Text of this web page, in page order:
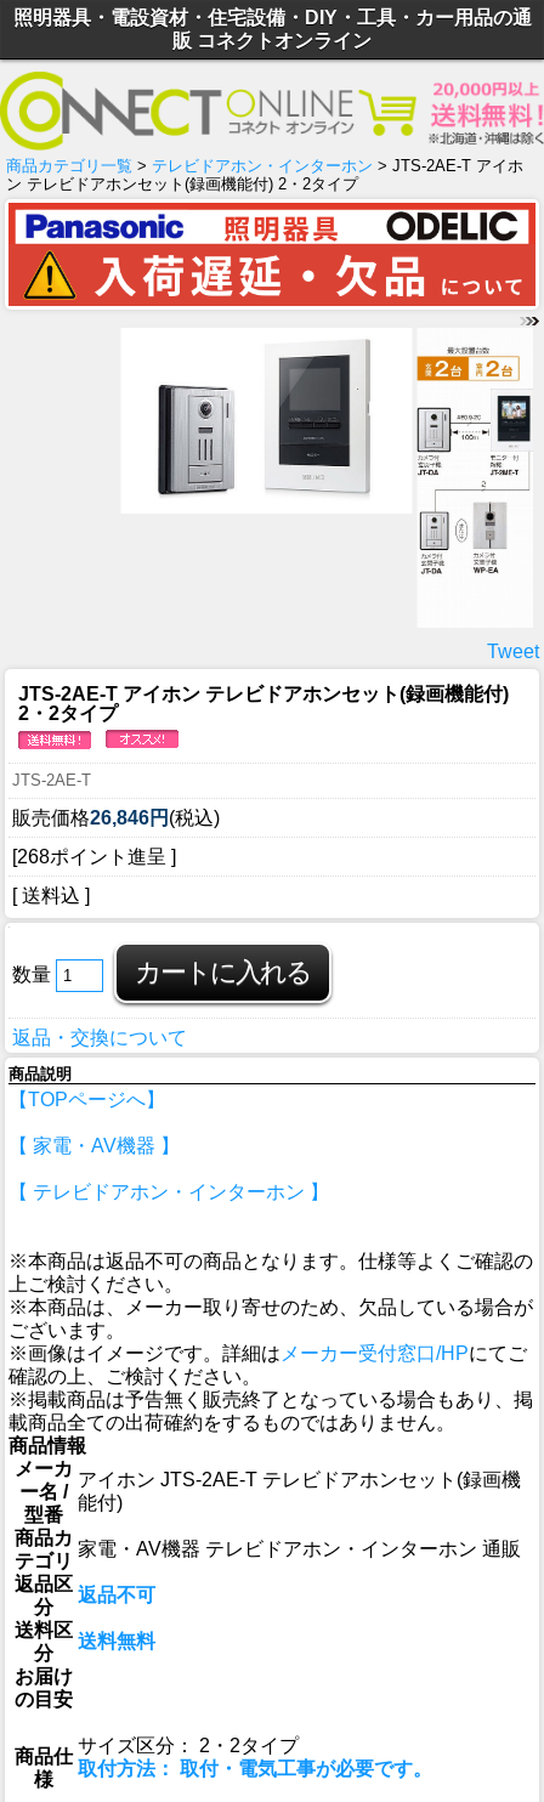
照明器具・電設資材・住宅設備・DIY・工具・カー用品の通
販 コネクトオンライン
商品カテゴリ一覧 > テレビドアホン・インターホン > JTS-2AE-T アイホ
ン テレビドアホンセット(録画機能付) 2・2タイプ
Tweet
JTS-2AE-T アイホン テレビドアホンセット(録画機能付)
2・2タイプ
JTS-2AE-T
販売価格26,846円 (税込)
[268ポイント進呈 ]
[ 送料込 ]
数量
返品・交換について
商品説明
【TOPページへ】
【 家電・AV機器 】
【 テレビドアホン・インターホン 】
※本商品は返品不可の商品となります。仕様等よくご確認の
上ご検討ください。
※本商品は、メーカー取り寄せのため、欠品している場合が
ございます。
※画像はイメージです。詳細は メーカー受付窓口/HPにてご
確認の上、ご検討ください。
※掲載商品は予告無く販売終了となっている場合もあり、掲
載商品全ての出荷確約をするものではありません。
商品情報
メーカ
ー名 /
型番
アイホン JTS-2AE-T テレビドアホンセット(録画機
能付)
商品カ
テゴリ
家電・AV機器 テレビドアホン・インターホン 通販
返品区
分
返品不可
送料区
分
送料無料
お届け
の目安
商品仕
様
サイズ区分： 2・2タイプ
取付方法： 取付・電気工事が必要です。